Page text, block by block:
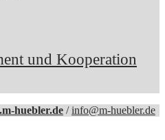
und Kooperation
huebler.de /info@m-huebler.de